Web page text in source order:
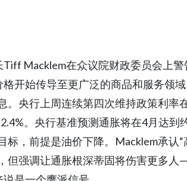
Tiff Macklem在众议院财政委员会上
开始传导至更广泛的商品和服务领
。央行上周连续第四次维持政策利率
。央行基准预测通胀将在4月达到
标，前提是油价下降。Macklem承认
但强调让通胀根深蒂固将伤害更多